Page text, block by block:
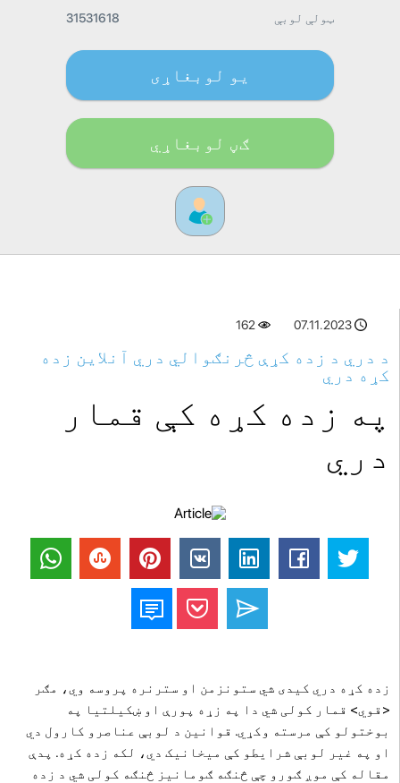
ټولې لوبې 31531618
یو لوبغاړی
ګڼ لوبغاړي
07.11.2023
162
د دري د زده کړې څرنګوالي دري آنلاین زده
کړه دري
په زده کړه کې قمار
دري
زده کړه دري کیدی شي ستونزمن او سترنره پروسه وي، مګر
<قوي> قمار کولی شي دا په زړه پورې او ښکیلتیا په
بوختولو کې مرسته وکړي. قوانین د لوبې عناصرو کارول دي
او په غیر لوبې شرایطو کې میخانیک دي، لکه زده کړه. پدې
مقاله کې موږ ګورو چې څنګه ګومانیز څنګه کولی شي د زده